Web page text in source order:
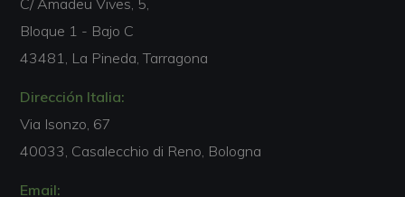
Bloque 1 - Bajo C
43481, La Pineda, Tarragona
Dirección Italia:
Via Isonzo, 67
40033, Casalecchio di Reno, Bologna
Email: